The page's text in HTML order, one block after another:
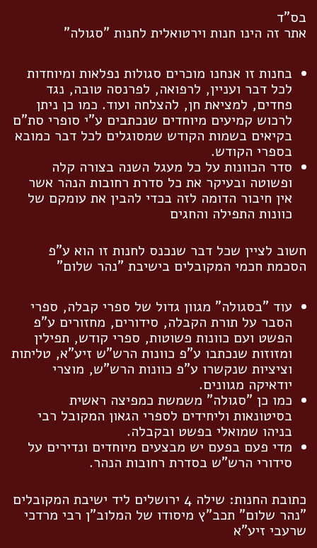
בס"ד
אתר זה הינו חנות וירטואלית לחנות "סגולה"
בחנות זו אנחנו מוכרים סגולות נפלאות ומיוחדות
לכל דבר ועניין, לרפואה, לפרנסה טובה, נגד
פחדים, למציאת חן, להצלחה ועוד. כמו כן ניתן
לרכוש קמיעים מיוחדים שנכתבים ע"י סופרי סת"ם
בקיאים בשמות הקודש שמסוגלים לכל דבר כמובא
בספרי הקודש.
סדר הכוונות על כל מעגל השנה בצורה קלה
ופשוטה ובעיקר את כל סדרת רחובות הנהר אשר
אין חיבור הדומה לזה בכדי להבין את עומקם של
כוונות התפילה והחגים
חשוב לציין שכל דבר שנכנס לחנות זו הוא ע"פ
הסכמת חכמי המקובלים בישיבת "נהר שלום"
עוד "בסגולה" מגוון גדול של ספרי קבלה, ספרי
הסבר על תורת הקבלה, סידורים, מחזורים ע"פ
הפשט ועם כוונות פשוטות, ספרי קודש, תפילין
ומזוזות שנכתבו ע"פ כוונות הרש"ש זיע"א, טליתות
וציציות שנקשרו ע"פ כוונות הרש"ש, מוצרי
יודאיקה מגוונים.
כמו כן "סגולה" משמשת כמפיצה ראשית
בסיטונאות וליחידים לספרי הגאון המקובל רבי
בניהו שמואלי בפשט ובקבלה.
מדי פעם בפעם יש מבצעים מיוחדים ונדירים על
סידורי הרש"ש בסדרת רחובות הנהר.
כתובת החנות: שילה 4 ירושלים ליד ישיבת המקובלים
"נהר שלום" תכב"ץ מיסודו של המלוב"ן רבי מרדכי
שרעבי זיע"א